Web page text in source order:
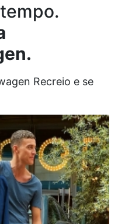
Recreio e se